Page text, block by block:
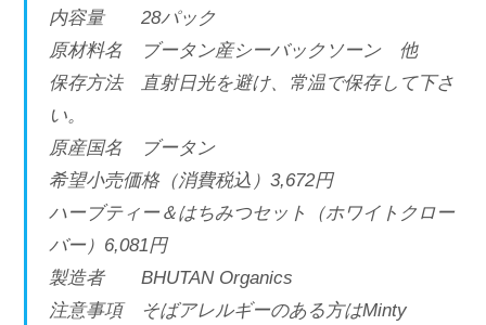
内容量 28パック
原材料名 ブータン産シーバックソーン 他
保存方法 直射日光を避け、常温で保存して下さ
い。
原産国名 ブータン
希望小売価格（消費税込）3,672円
ハーブティー＆はちみつセット（ホワイトクロー
バー）6,081円
製造者 BHUTAN Organics
注意事項 そばアレルギーのある方はMinty